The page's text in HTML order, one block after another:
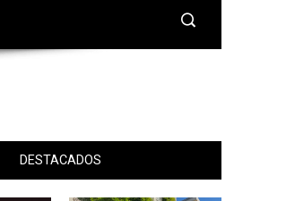
DESTACADOS